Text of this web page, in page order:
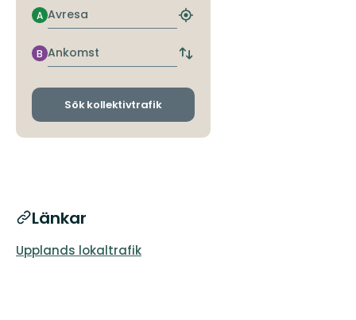
Avresa
A
Hitta
hållplats
Ankomst
B
Byt
och
Sök kollektivtrafik
Länkar
Upplands lokaltrafik